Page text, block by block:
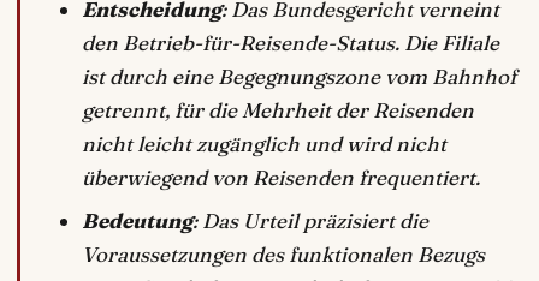
Entscheidung: Das Bundesgericht verneint
den Betrieb-für-Reisende-Status. Die Filiale
ist durch eine Begegnungszone vom Bahnhof
getrennt, für die Mehrheit der Reisenden
nicht leicht zugänglich und wird nicht
überwiegend von Reisenden frequentiert.
Bedeutung: Das Urteil präzisiert die
Voraussetzungen des funktionalen Bezugs